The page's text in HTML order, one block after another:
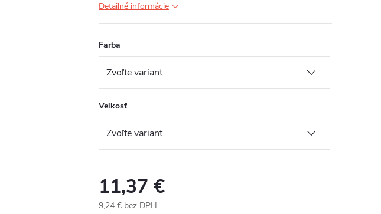
Detailné informácie
Farba
Veľkosť
11,37 €
9,24 € bez DPH